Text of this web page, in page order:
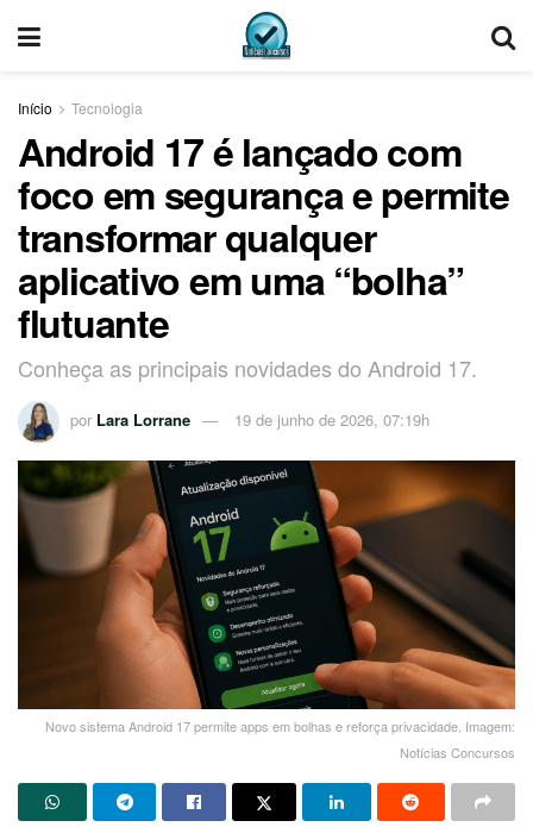
Início Tecnologia
Android 17 é lançado com
foco em segurança e permite
transformar qualquer
aplicativo em uma “bolha”
flutuante
Conheça as principais novidades do Android 17.
por Lara Lorrane 19 de junho de 2026, 07:19h
Novo sistema Android 17 permite apps em bolhas e reforça privacidade. Imagem:
Notícias Concursos